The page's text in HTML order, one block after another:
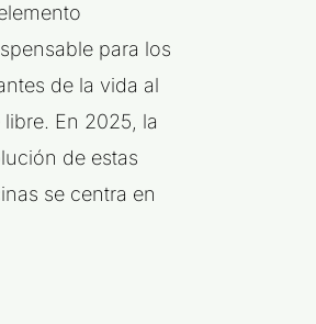
para los
de la vida al
libre. En 2025, la
de estas
se centra en